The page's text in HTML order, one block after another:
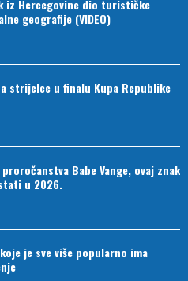
iz Hercegovine dio turističke
geografije (VIDEO)
strijelce u finalu Kupa Republike
Babe Vange, ovaj znak
u 2026.
je sve više popularno ima